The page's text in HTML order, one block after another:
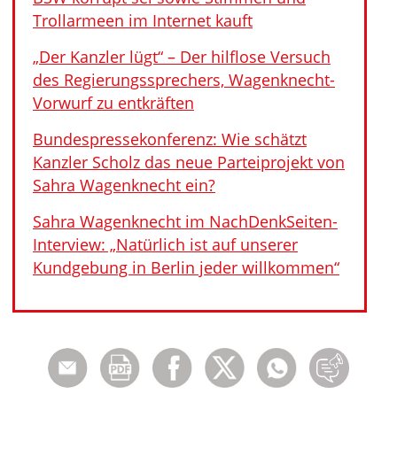
Trollarmeen im Internet kauft
„Der Kanzler lügt“ – Der hilflose Versuch
des Regierungssprechers, Wagenknecht-
Vorwurf zu entkräften
Bundespressekonferenz: Wie schätzt
Kanzler Scholz das neue Parteiprojekt von
Sahra Wagenknecht ein?
Sahra Wagenknecht im NachDenkSeiten-
Interview: „Natürlich ist auf unserer
Kundgebung in Berlin jeder willkommen“